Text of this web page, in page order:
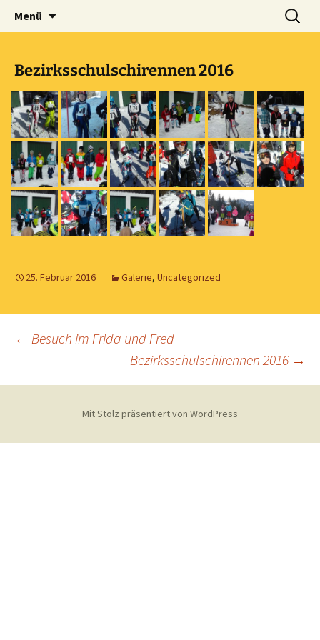
MVS Edelschrott
Volksschule mit musikalischem Schwerpunkt
Edelschrott
Menü
Suche
nach:
Bezirksschulschirennen 2016
25. Februar 2016 Galerie, Uncategorized
Beitragsnavigation
← Besuch im Frida und Fred
Bezirksschulschirennen 2016 →
Mit Stolz präsentiert von WordPress